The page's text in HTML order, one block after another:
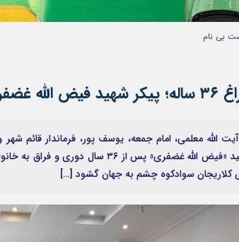
بی نام
شد
الله معلمی، امام جمعه، یوسف پور، فرماندار قائم
کلاریجان سوادکوه چشم به جهان گشود […]